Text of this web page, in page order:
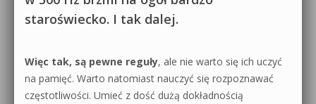
staroświecko. I tak dalej.
Więc tak, są pewne reguły, ale nie warto się ich uczyć
na pamięć. Warto natomiast nauczyć się rozpoznawać
częstotliwości. Umieć z dość dużą dokładnością